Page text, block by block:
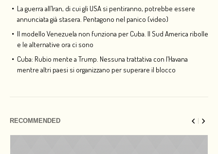
La guerra all’Iran, di cui gli USA si pentiranno, potrebbe essere
annunciata già stasera. Pentagono nel panico (video)
Il modello Venezuela non funziona per Cuba. Il Sud America ribolle
e le alternative ora ci sono
Cuba: Rubio mente a Trump. Nessuna trattativa con l’Havana
mentre altri paesi si organizzano per superare il blocco
RECOMMENDED